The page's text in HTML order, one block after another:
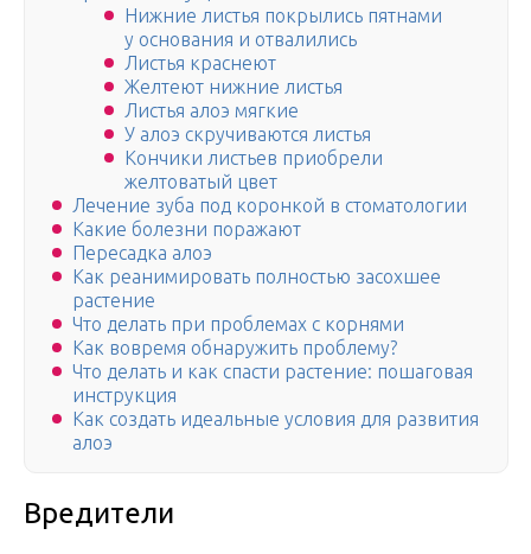
Нижние листья покрылись пятнами
у основания и отвалились
Листья краснеют
Желтеют нижние листья
Листья алоэ мягкие
У алоэ скручиваются листья
Кончики листьев приобрели
желтоватый цвет
Лечение зуба под коронкой в стоматологии
Какие болезни поражают
Пересадка алоэ
Как реанимировать полностью засохшее
растение
Что делать при проблемах с корнями
Как вовремя обнаружить проблему?
Что делать и как спасти растение: пошаговая
инструкция
Как создать идеальные условия для развития
алоэ
Вредители